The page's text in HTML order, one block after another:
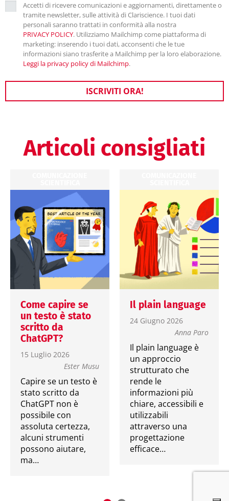
Accetti di ricevere comunicazioni e aggiornamenti, direttamente o
tramite newsletter, sulle attività di Clariscience. I tuoi dati
personali saranno trattati in conformità alla nostra
PRIVACY POLICY. Utilizziamo Mailchimp come piattaforma di
marketing: inserendo i tuoi dati, acconsenti che le tue
informazioni siano trasferite a Mailchimp per la loro elaborazione.
Leggi la privacy policy di Mailchimp.
ISCRIVITI ORA!
Articoli consigliati
Come capire se
un testo è stato
scritto da
ChatGPT?
15 Luglio 2026
Ester Musu
Capire se un testo è
stato scritto da
ChatGPT non è
possibile con
assoluta certezza,
alcuni strumenti
possono aiutare,
ma…
Il plain language
24 Giugno 2026
Anna Paro
Il plain language è
un approccio
strutturato che
rende le
informazioni più
chiare, accessibili e
utilizzabili
attraverso una
progettazione
efficace…